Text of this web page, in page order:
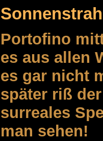
Portofino
es aus allen
es gar nicht
später riß
surreales
man sehen!